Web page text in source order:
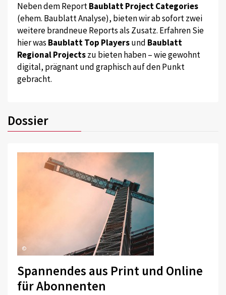
Neben dem ReportBaublatt Project Categories
(ehem. Baublatt Analyse), bieten wir ab sofort zwei
weitere brandneue Reports als Zusatz. Erfahren Sie
hier was Baublatt Top Playersund Baublatt
Regional Projectszu bieten haben – wie gewohnt
digital, prägnant und graphisch auf den Punkt
gebracht.
Dossier
©
Spannendes aus Print und Online
für Abonnenten